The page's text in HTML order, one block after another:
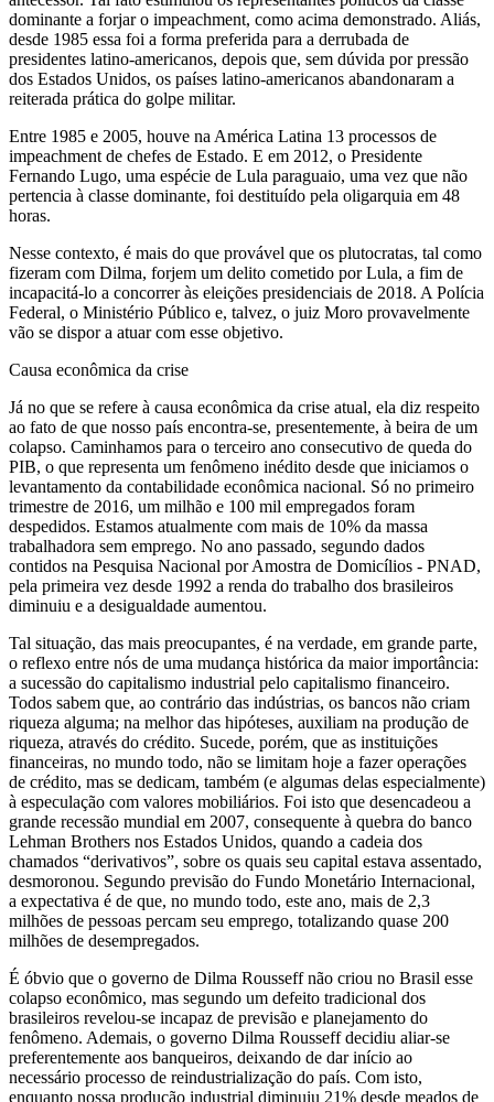
dominante a forjar o impeachment, como acima demonstrado. Aliás,
desde 1985 essa foi a forma preferida para a derrubada de
presidentes latino-americanos, depois que, sem dúvida por pressão
dos Estados Unidos, os países latino-americanos abandonaram a
reiterada prática do golpe militar.
Entre 1985 e 2005, houve na América Latina 13 processos de
impeachment de chefes de Estado. E em 2012, o Presidente
Fernando Lugo, uma espécie de Lula paraguaio, uma vez que não
pertencia à classe dominante, foi destituído pela oligarquia em 48
horas.
Nesse contexto, é mais do que provável que os plutocratas, tal como
fizeram com Dilma, forjem um delito cometido por Lula, a fim de
incapacitá-lo a concorrer às eleições presidenciais de 2018. A Polícia
Federal, o Ministério Público e, talvez, o juiz Moro provavelmente
vão se dispor a atuar com esse objetivo.
Causa econômica da crise
Já no que se refere à causa econômica da crise atual, ela diz respeito
ao fato de que nosso país encontra-se, presentemente, à beira de um
colapso. Caminhamos para o terceiro ano consecutivo de queda do
PIB, o que representa um fenômeno inédito desde que iniciamos o
levantamento da contabilidade econômica nacional. Só no primeiro
trimestre de 2016, um milhão e 100 mil empregados foram
despedidos. Estamos atualmente com mais de 10% da massa
trabalhadora sem emprego. No ano passado, segundo dados
contidos na Pesquisa Nacional por Amostra de Domicílios - PNAD,
pela primeira vez desde 1992 a renda do trabalho dos brasileiros
diminuiu e a desigualdade aumentou.
Tal situação, das mais preocupantes, é na verdade, em grande parte,
o reflexo entre nós de uma mudança histórica da maior importância:
a sucessão do capitalismo industrial pelo capitalismo financeiro.
Todos sabem que, ao contrário das indústrias, os bancos não criam
riqueza alguma; na melhor das hipóteses, auxiliam na produção de
riqueza, através do crédito. Sucede, porém, que as instituições
financeiras, no mundo todo, não se limitam hoje a fazer operações
de crédito, mas se dedicam, também (e algumas delas especialmente)
à especulação com valores mobiliários. Foi isto que desencadeou a
grande recessão mundial em 2007, consequente à quebra do banco
Lehman Brothers nos Estados Unidos, quando a cadeia dos
chamados “derivativos”, sobre os quais seu capital estava assentado,
desmoronou. Segundo previsão do Fundo Monetário Internacional,
a expectativa é de que, no mundo todo, este ano, mais de 2,3
milhões de pessoas percam seu emprego, totalizando quase 200
milhões de desempregados.
É óbvio que o governo de Dilma Rousseff não criou no Brasil esse
colapso econômico, mas segundo um defeito tradicional dos
brasileiros revelou-se incapaz de previsão e planejamento do
fenômeno. Ademais, o governo Dilma Rousseff decidiu aliar-se
preferentemente aos banqueiros, deixando de dar início ao
necessário processo de reindustrialização do país. Com isto,
enquanto nossa produção industrial diminuiu 21% desde meados de